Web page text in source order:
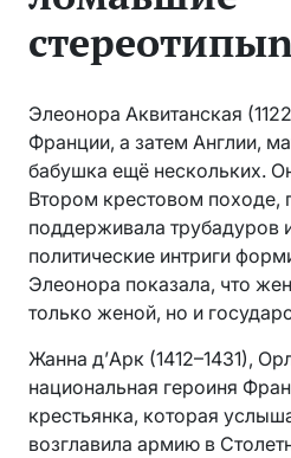
Элеонора Аквитанская
Франции, а затем Англии,
бабушка ещё нескольких.
Втором крестовом походе,
поддерживала трубадуров
политические интриги
Элеонора показала, что
только женой, но и
Жанна д’Арк (1412–1431),
национальная героиня
крестьянка, которая
возглавила армию в